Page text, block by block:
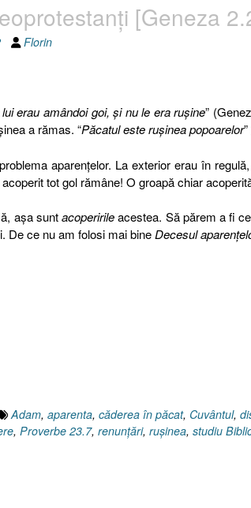
[Geneza
Florin
erau amândoi goi, şi nu le era ruşine”
a rămas. “Păcatul este ruşinea popoarelor
aparenţelor. La exterior erau în
tot gol rămâne! O groapă chiar
aşa suntacoperirileacestea. Să părem a fi
De ce nu am folosi mai bineDecesul
Adam, aparenta, căderea în păcat, Cuvântul,
, Proverbe 23.7, renunţări, ruşinea, studiu